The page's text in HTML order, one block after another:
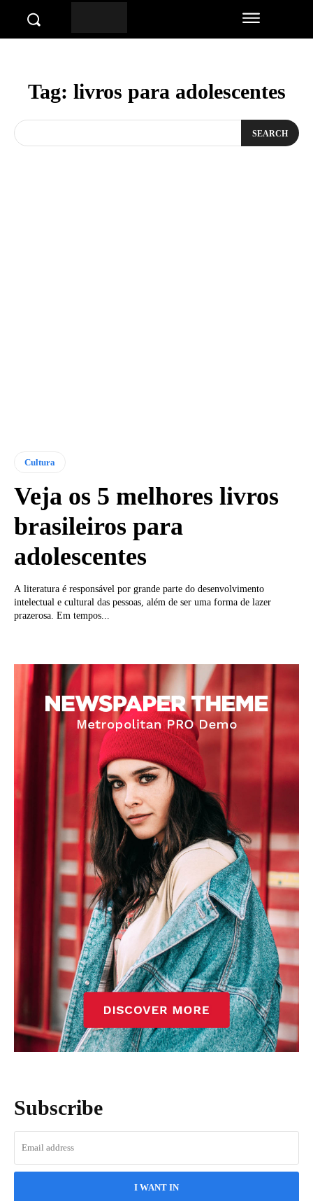
Tag: livros para adolescentes
SEARCH
Cultura
Veja os 5 melhores livros
brasileiros para
adolescentes
A literatura é responsável por grande parte do desenvolvimento
intelectual e cultural das pessoas, além de ser uma forma de lazer
prazerosa. Em tempos...
Subscribe
I WANT IN